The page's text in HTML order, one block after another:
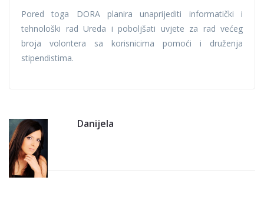
Pored toga DORA planira unaprijediti informatički i
tehnološki rad Ureda i poboljšati uvjete za rad većeg
broja volontera sa korisnicima pomoći i druženja
stipendistima.
Danijela